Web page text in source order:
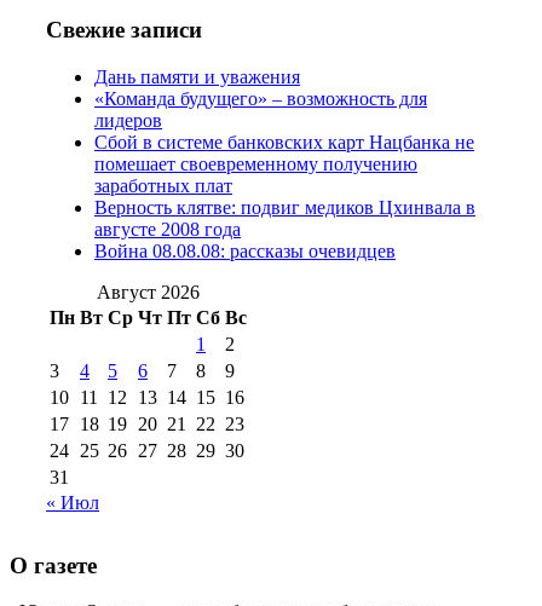
июля 2017 г
2012 г(15)№97 30 июля 2015 г
(15)№98 1 августа 2015 г
августа 2016 г(10)№98 5 июля 2014 г(10)
№98 8 августа 2013 г
августа 2012 г(14)
2017 г(9)
№99 4 августа
2016 г(12) №99 8 июля 2014 г
августа 2012 г(11)
августа 2013 г
(12)
Свежие записи
Дань памяти и уважения
«Команда будущего» – возможность для
лидеров
Сбой в системе банковских карт Нацбанка не
помешает своевременному получению
заработных плат
Верность клятве: подвиг медиков Цхинвала в
августе 2008 года
Война 08.08.08: рассказы очевидцев
Август 2026
Пн Вт Ср Чт Пт Сб Вс
1
2
3
4 5 6 7 8
9
10 11 12 13 14 15 16
17 18 19 20 21 22 23
24 25 26 27 28 29 30
31
« Июл
О газете